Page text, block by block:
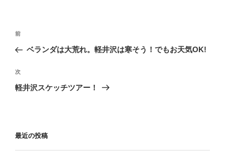
投
ナ
ビ
ゲ
ン
過
去
投
稿
前
ベランダは大荒れ。軽井沢は寒そう！でもお天気OK!
次
の
次
軽井沢スケッチツアー！
最近の投稿